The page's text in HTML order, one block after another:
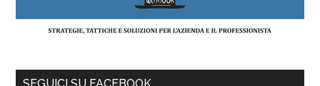
SEGUICI SU FACEBOOK